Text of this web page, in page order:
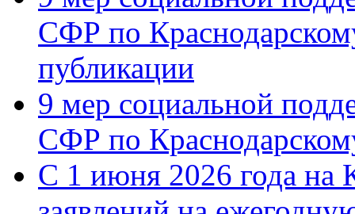
СФР по
публикации
9 мер социальной
СФР по
С 1 июня 2026 года на